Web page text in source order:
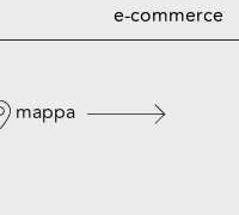
e-commerce
mappa